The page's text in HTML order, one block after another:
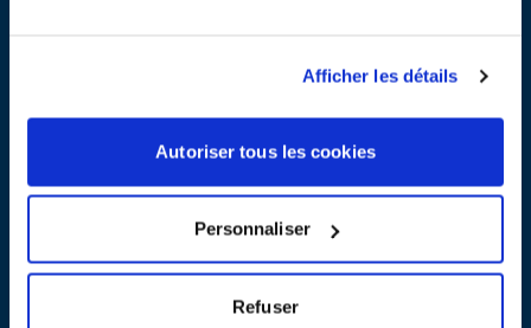
Afficher les détails
Autoriser tous les cookies
Personnaliser
Refuser
Emmanuel Bellier
Responsable Nationale Développement auprès des